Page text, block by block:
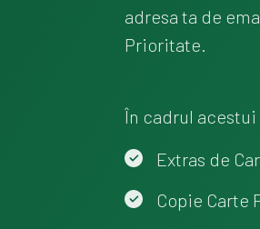
adresa ta de
Prioritate.
În cadrul
Extras de
Copie Carte